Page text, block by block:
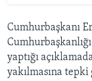
Cumhurbaşkanı
yaptığı
yakılmasına